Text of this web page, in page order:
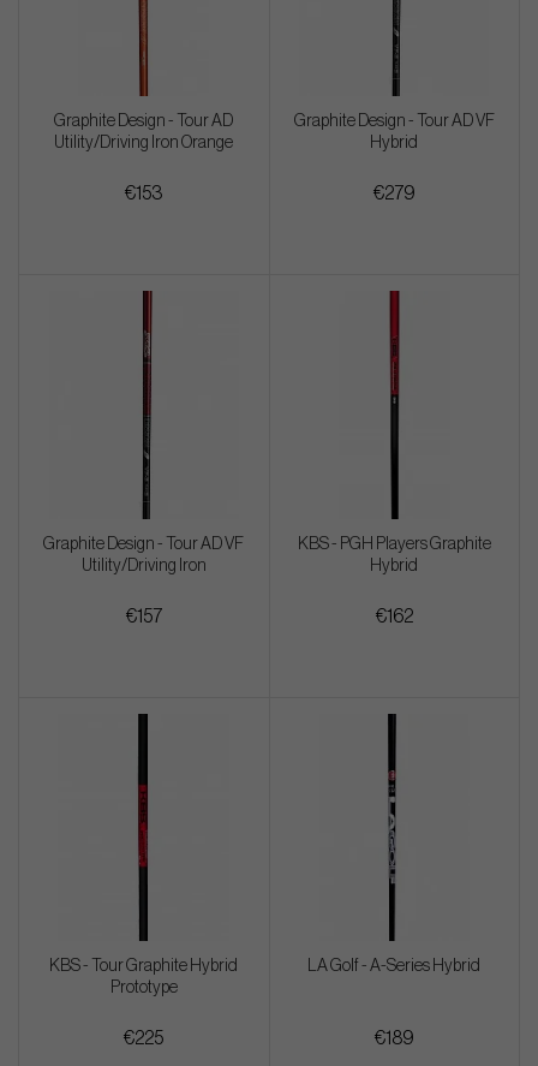
Graphite Design - Tour AD
Utility/Driving Iron Orange
€153
Graphite Design - Tour AD VF
Hybrid
€279
Graphite Design - Tour AD VF
Utility/Driving Iron
€157
KBS - PGH Players Graphite
Hybrid
€162
KBS - Tour Graphite Hybrid
Prototype
€225
LA Golf - A-Series Hybrid
€189